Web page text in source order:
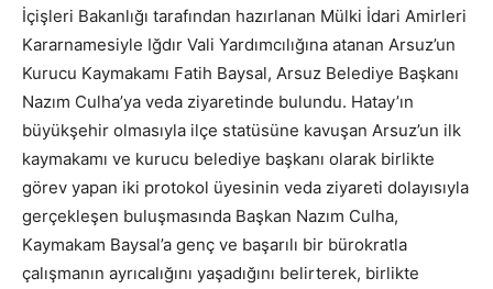
İçişleri Bakanlığı tarafından hazırlanan Mülki İdari Amirleri
Kararnamesiyle Iğdır Vali Yardımcılığına atanan Arsuz’un
Kurucu Kaymakamı Fatih Baysal, Arsuz Belediye Başkanı
Nazım Culha’ya veda ziyaretinde bulundu. Hatay’ın
büyükşehir olmasıyla ilçe statüsüne kavuşan Arsuz’un ilk
kaymakamı ve kurucu belediye başkanı olarak birlikte
görev yapan iki protokol üyesinin veda ziyareti dolayısıyla
gerçekleşen buluşmasında Başkan Nazım Culha,
Kaymakam Baysal’a genç ve başarılı bir bürokratla
çalışmanın ayrıcalığını yaşadığını belirterek, birlikte